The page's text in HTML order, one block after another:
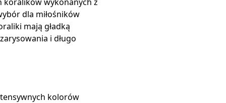
dla miłośników
mają gładką
i długo
kolorów